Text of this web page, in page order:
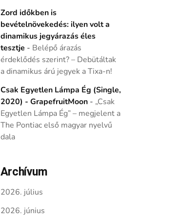
Zord időkben is
bevételnövekedés: ilyen volt a
dinamikus jegyárazás éles
tesztje - Belépő árazás
érdeklődés szerint? – Debütáltak
a dinamikus árú jegyek a Tixa-n!
Csak Egyetlen Lámpa Ég (Single,
2020) - GrapefruitMoon- „Csak
Egyetlen Lámpa Ég” – megjelent a
The Pontiac első magyar nyelvű
dala
Archívum
2026. július
2026. június